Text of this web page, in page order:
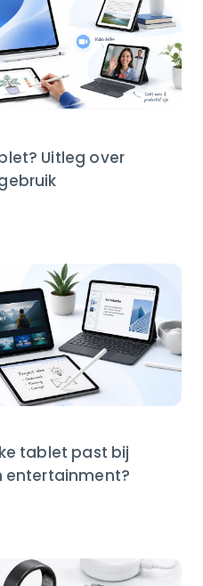
Uitleg over
tablet past bij
entertainment?